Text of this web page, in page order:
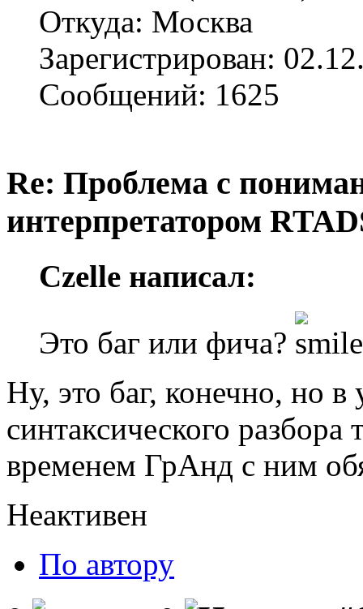
Откуда: Москва
Зарегистрирован:
Сообщений: 1625
Re: Проблема с
интерпретатором
Czelle написал:
Это баг или фича?
Ну, это баг, конечно, но в
синтаксического
временем ГрАнд с ним
Неактивен
По автору